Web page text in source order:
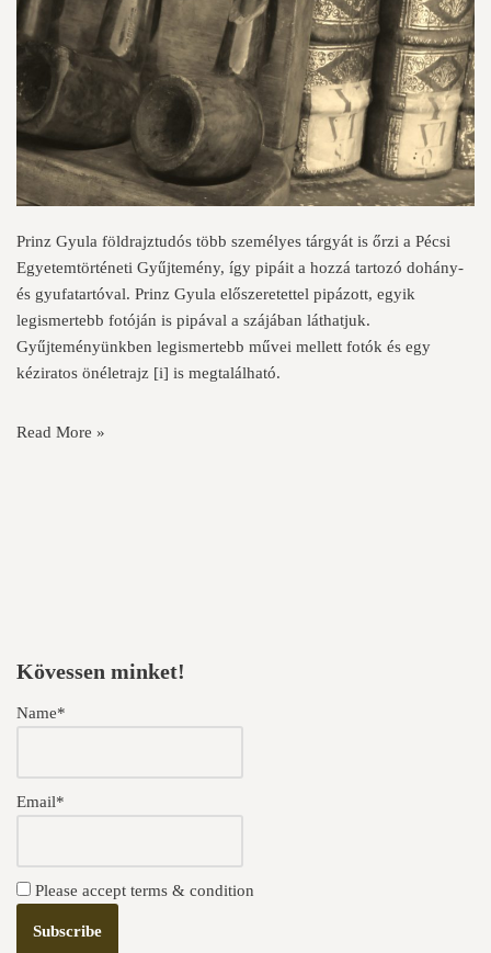
Prinz Gyula földrajztudós több személyes tárgyát is őrzi a Pécsi
Egyetemtörténeti Gyűjtemény, így pipáit a hozzá tartozó dohány-
és gyufatartóval. Prinz Gyula előszeretettel pipázott, egyik
legismertebb fotóján is pipával a szájában láthatjuk.
Gyűjteményünkben legismertebb művei mellett fotók és egy
kéziratos önéletrajz [i] is megtalálható.
Read More »
Kövessen minket!
Name*
Email*
Please accept terms & condition